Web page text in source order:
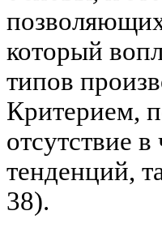
позволяющих
который
типов
Критерием,
отсутствие
тенденций,
38).